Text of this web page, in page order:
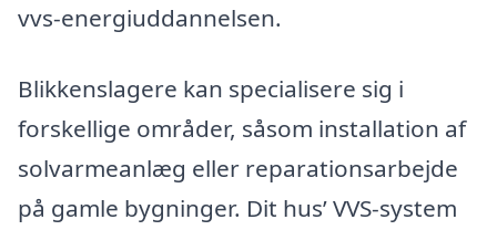
vvs-energiuddannelsen.
Blikkenslagere kan specialisere sig i
forskellige områder, såsom installation af
solvarmeanlæg eller reparationsarbejde
på gamle bygninger. Dit hus’ VVS-system